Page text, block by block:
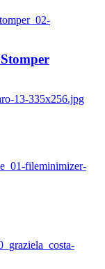
13-335x256.jpg
fileminimizer-